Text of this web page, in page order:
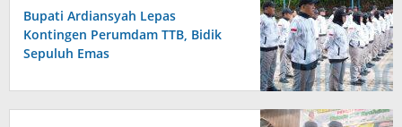
Bupati Ardiansyah Lepas
Kontingen Perumdam TTB, Bidik
Sepuluh Emas